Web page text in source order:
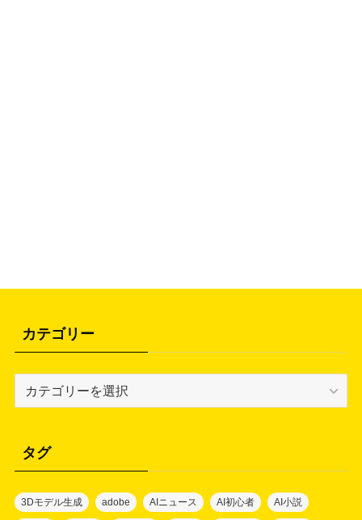
カテゴリー
テ
ー
タグ
3Dモデル生成 adobe AIニュース AI初心者 AI小説